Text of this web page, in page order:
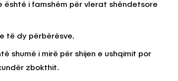
është i famshëm për vlerat shëndetsore
të dy përbërësve.
shumë i mirë për shijen e ushqimit por
zbokthit.